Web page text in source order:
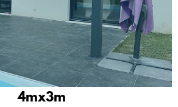
4mx3m